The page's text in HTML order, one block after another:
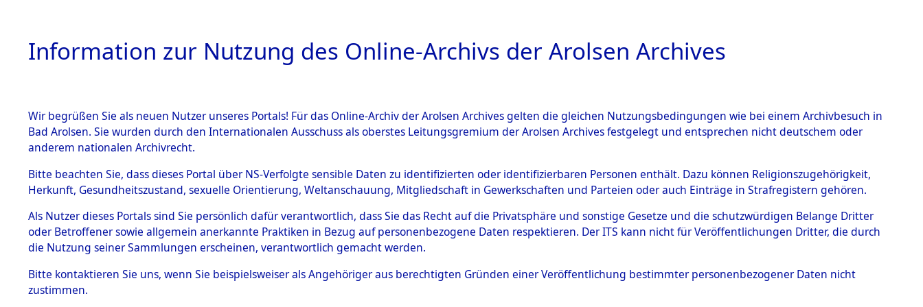
HOME BESTANDSBESCHREIBUNG ARCHIVALE ÜBERSICHT BILD
BESTÄNDE
Inhaftierungsdoku
mente
5. Verschiedenes
Todesmärsche
5.3.1 Alliierte
Ermittlungen zu den Orten Wildemann - Zusamzell→0002
(84602366)→0091 (84602457)
0091 (84602457)
Information zur Nutzung des Online-Archivs der Arolsen Archives
Wir begrüßen Sie als neuen Nutzer unseres Portals! Für das Online-Archiv der Arolsen Archives gelten die gleichen Nutzungsbedingungen wie bei einem Archivbesuch in
Bad Arolsen. Sie wurden durch den Internationalen Ausschuss als oberstes Leitungsgremium der Arolsen Archives festgelegt und entsprechen nicht deutschem oder
anderem nationalen Archivrecht.
Bitte beachten Sie, dass dieses Portal über NS-Verfolgte sensible Daten zu identifizierten oder identifizierbaren Personen enthält. Dazu können Religionszugehörigkeit,
Herkunft, Gesundheitszustand, sexuelle Orientierung, Weltanschauung, Mitgliedschaft in Gewerkschaften und Parteien oder auch Einträge in Strafregistern gehören.
Als Nutzer dieses Portals sind Sie persönlich dafür verantwortlich, dass Sie das Recht auf die Privatsphäre und sonstige Gesetze und die schutzwürdigen Belange Dritter
oder Betroffener sowie allgemein anerkannte Praktiken in Bezug auf personenbezogene Daten respektieren. Der ITS kann nicht für Veröffentlichungen Dritter, die durch
die Nutzung seiner Sammlungen erscheinen, verantwortlich gemacht werden.
Bitte kontaktieren Sie uns, wenn Sie beispielsweiser als Angehöriger aus berechtigten Gründen einer Veröffentlichung bestimmter personenbezogener Daten nicht
zustimmen.